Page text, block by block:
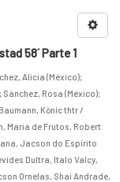
58´ Parte 1
Alicia (México);
; Sánchez, Rosa (México);
Kònic thtr /
Maria de Frutos, Robert
Jacson do Espírito
Dultra, Italo Valcy,
Ornelas, Shai Andrade,